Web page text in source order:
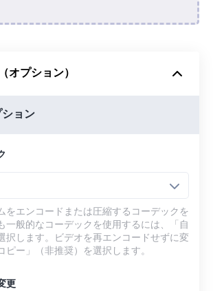
Googleドライブから
オプション）
ョン
をエンコードまたは圧縮するコーデックを
一般的なコーデックを使用するには、「自
択します。ビデオを再エンコードせずに変
ピー」（非推奨）を選択します。
更